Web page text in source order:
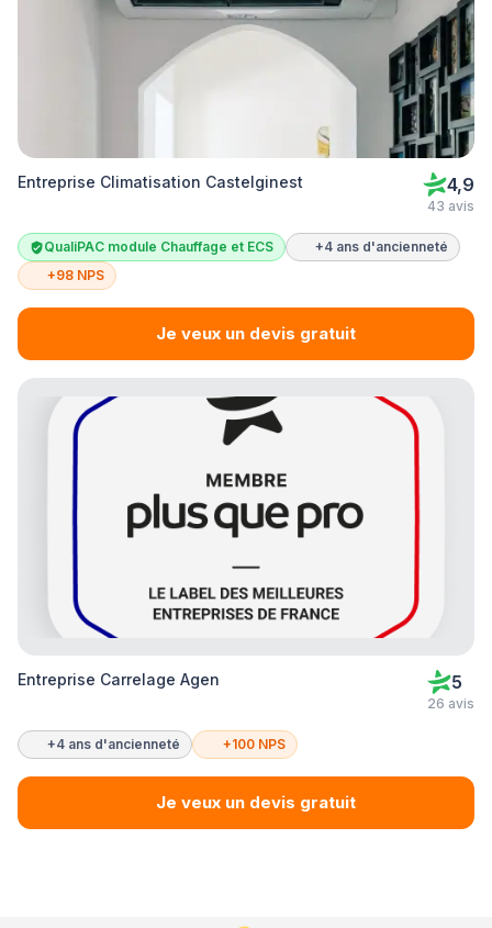
Entreprise Climatisation Castelginest 4,9
43 avis
QualiPAC module Chauffage et ECS
+4 ans d'ancienneté
+98 NPS
Je veux un devis gratuit
Entreprise Carrelage Agen 5
26 avis
+4 ans d'ancienneté +100 NPS
Je veux un devis gratuit